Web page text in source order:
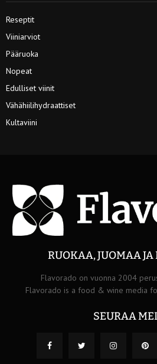
Reseptit
Viiniarviot
Pääruoka
Nopeat
Edulliset viinit
Vähähiilihydraattiset
Kultaviini
RUOKAA, JUOMAA
Flavorado on vuonna 2004
Flavorado is a food & wine media
SEURAA